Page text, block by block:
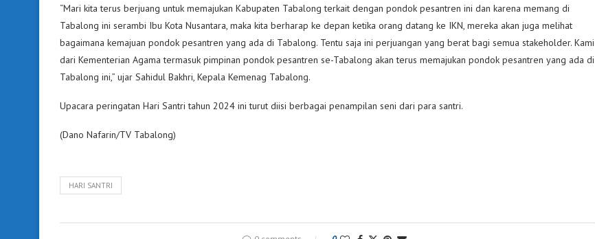
“Mari kita terus berjuang untuk memajukan Kabupaten Tabalong terkait dengan pondok pesantren ini dan karena memang di
Tabalong ini serambi Ibu Kota Nusantara, maka kita berharap ke depan ketika orang datang ke IKN, mereka akan juga melihat
bagaimana kemajuan pondok pesantren yang ada di Tabalong. Tentu saja ini perjuangan yang berat bagi semua stakeholder. Kami
dari Kementerian Agama termasuk pimpinan pondok pesantren se-Tabalong akan terus memajukan pondok pesantren yang ada di
Tabalong ini,” ujar Sahidul Bakhri, Kepala Kemenag Tabalong.
Upacara peringatan Hari Santri tahun 2024 ini turut diisi berbagai penampilan seni dari para santri.
(Dano Nafarin/TV Tabalong)
HARI SANTRI